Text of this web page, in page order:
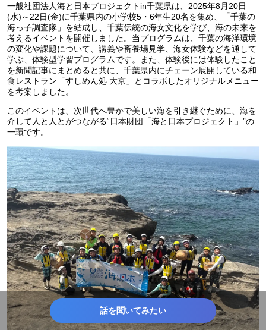
一般社団法人海と日本プロジェクトin千葉県は、2025年8月20日
(水)～22日(金)に千葉県内の小学校5・6年生20名を集め、「千葉の
海っ子調査隊」を結成し、千葉伝統の海女文化を学び、海の未来を
考えるイベントを開催しました。当プログラムは、千葉の海洋環境
の変化や課題について、講義や畜養場見学、海女体験などを通して
学ぶ、体験型学習プログラムです。また、体験後には体験したこと
を新聞記事にまとめると共に、千葉県内にチェーン展開している和
食レストラン「すしめん処 大京」とコラボしたオリジナルメニュー
を考案しました。
このイベントは、次世代へ豊かで美しい海を引き継ぐために、海を
介して人と人とがつながる“日本財団「海と日本プロジェクト」”の
一環です。
話を聞いてみたい